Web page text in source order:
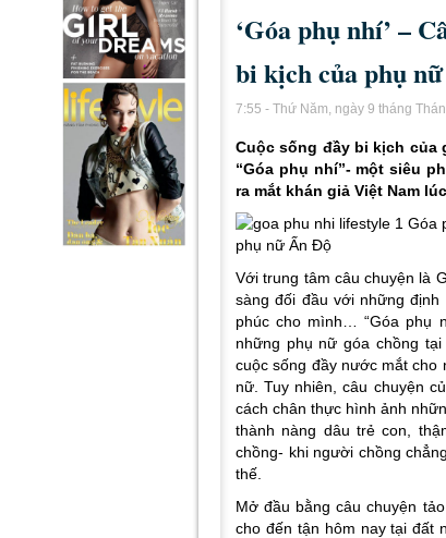
‘Góa phụ nhí’ –
bi kịch của phụ
7:55 - Thứ Năm, ngày 9 tháng
Cuộc sống đầy bi kịch của
“Góa phụ nhí”- một siêu
ra mắt khán giả Việt Nam
Với trung tâm câu chuyện là
sàng đối đầu với những
phúc cho mình… “Góa phụ
những phụ nữ góa chồng
cuộc sống đầy nước mắt cho
nữ. Tuy nhiên, câu chuyện
cách chân thực hình ảnh
thành nàng dâu trẻ con,
chồng- khi người chồng
thế.
Mở đầu bằng câu chuyện
cho đến tận hôm nay tại đất